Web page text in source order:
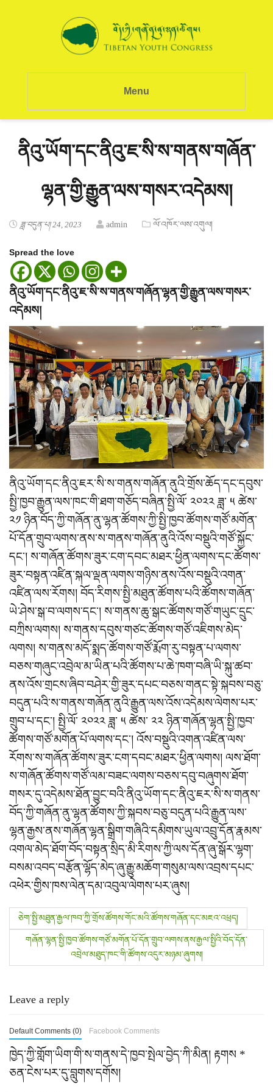
Menu
ནིའུ་ཡོག་དང་ནིའུ་ཇ་སི་ས་གནས་གཞོན་
ལྷན་གྱི་རྒྱུན་ལས་གསར་འདེམས།
ཟླ་བདུན་པ། 24, 2023 admin ལོ་འཁོར་ལས་འགུལ།
Spread the love
ནིའུ་ཡོག་དང་ནིའུ་ཇ་སི་ས་གནས་གཞོན་ལྷན་གྱི་རྒྱུན་ལས་གསར་
འདེམས།
ནིའུ་ཡོག་དང་ནིའུ་ཇར་སི་ས་གནས་གཞོན་ནུའི་གྲོས་ཆོད་དང་དབུས་
སྤྱི་ཁྱབ་རྒྱུན་ལས་ཁང་གི་ཐག་གཅོད་བཞིན་སྤྱི་ལོ་ ༢༠༢༢ ཟླ་ ༥ ཚེས་
༢༡ ཉིན་བོད་ཀྱི་གཞོན་ནུ་ལྷན་ཚོགས་ཀྱི་སྤྱི་ཁྱབ་ཚོགས་གཙོ་མགོན་
པོ་དོན་གྲུབ་ལགས་ནས་ས་གནས་གཞོན་ནུའི་འོས་བསྡུའི་གཙོ་སྐྱོང་
དང་། ས་གཞོན་ཚོགས་ཟུར་ངག་དབང་མཐར་ཕྱིན་ལགས་དང་ཚོགས་
ཟུར་བསྟན་འཛིན་སྐལ་ལྡན་ལགས་གཉིས་ནས་འོས་བསྡུའི་འགན་
འཛིན་ལས་རོགས། བོད་རིགས་སྤྱི་མཐུན་ཚོགས་པའི་ཚོགས་གཞོན་
ཡེ་ཤེས་སྒ་བ་ལགས་དང་། ས་གནས་ཆུ་སྒང་ཚོགས་གཙོ་གཡུང་དྲུང་
བཀྲིས་ལགས། ས་གནས་དབུས་གཙང་ཚོགས་གཙོ་འཇིགས་མེད་
ལགས། ས་གནས་མདོ་སྨད་ཚོགས་གཙོ་རྨོག་རུ་བསྟན་པ་ལགས་
བཅས་གཞུང་འབྲེལ་མ་ཡིན་པའི་ཚོགས་པ་ཆེ་ཁག་བཞི་ཡི་སྐུ་ཚབ་
ནས་འོས་གྲངས་ཞིབ་བཤེར་གྱི་ཟུར་དཔང་བཅས་གནང་སྟེ་སྐབས་བཅུ་
བདུན་པའི་ས་གནས་གཞོན་ནུའི་རྒྱུན་ལས་འོས་འདེམས་ལེགས་པར་
གྲུབ་པ་དང་། སྤྱི་ལོ་ ༢༠༢༢ ཟླ་ ༥ ཚེས་ ༢༢ ཉིན་གཞོན་ལྷན་སྤྱི་ཁྱབ་
ཚོགས་གཙོ་མགོན་པོ་ལགས་དང་། འོས་བསྡུའི་འགན་འཛིན་ལས་
རོགས་ས་གཞོན་ཚོགས་ཟུར་ངག་དབང་མཐར་ཕྱིན་ལགས། ལས་ཐོག་
ས་གཞོན་ཚོགས་གཙོ་ལམ་བཟང་ལགས་བཅས་དབུ་བཞུགས་ཐོག་
གསར་དུ་འདེམས་ཐོན་བྱུང་བའི་ནིའུ་ཡོག་དང་ནིའུ་ཇར་སི་ས་གནས་
བོད་ཀྱི་གཞོན་ནུ་ལྷན་ཚོགས་ཀྱི་སྐབས་བཅུ་བདུན་པའི་རྒྱུན་ལས་
ལྷན་རྒྱས་ནས་གཞོན་ལྷན་སྒྲིག་གཞིའི་དམིགས་ཡུལ་འབྲུ་དོན་རྣམས་
འགལ་མེད་ཐོག་བོད་བསྟན་སྲིད་མི་རིགས་ཀྱི་ལས་དོན་ཞུ་སྒོར་ལྷག་
བསམ་འབད་བརྩོན་ལྷོད་མེད་ཞུ་རྒྱུ་མཆོག་གསུམ་ལས་འབྲས་དཔང་
འཕེར་གྱིས་ཁས་ལེན་དམ་འབུལ་ལེགས་པར་ཞུས།
P
s
t
a
v
ཅེག་སྤྱི་མཐུན་རྒྱལ་ཁབ་ཀྱི་གྲོས་ཚོགས་གོང་མའི་ཚོགས་གཞོན་དང་མཇའ་འཕྲད།
གཞོན་ལྷན་སྤྱི་ཁྱབ་ཚོགས་གཙོ་མགོན་པོ་དོན་གྲུབ་ལགས་ནས་རྒྱལ་སྤྱིའི་བོད་དོན་
འབྲེལ་མཐུད་ཁང་གི་ཚོགས་འདུར་མཉམ་ཞུགས།
Leave a reply
Default Comments (0) Facebook Comments
ཁྱེད་ཀྱི་གློག་ཡིག་གི་ས་གནས་དེ་ཁྱབ་སྤེལ་བྱེད་ཀི་མིན། རྟགས *
ཅན་ངེས་པར་དུ་བླུགས་དགོས།